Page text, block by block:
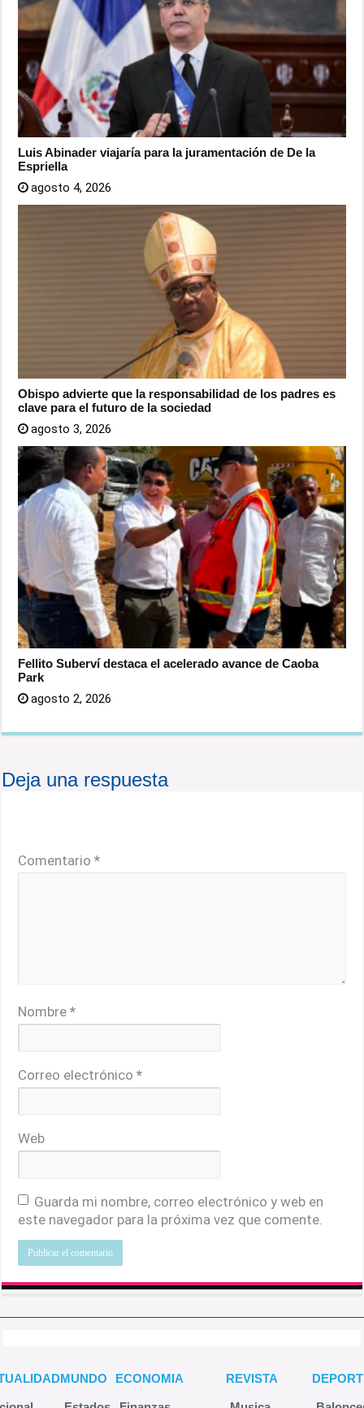
Luis Abinader viajaría para la juramentación de De la
Espriella
agosto 4, 2026
Obispo advierte que la responsabilidad de los padres es
clave para el futuro de la sociedad
agosto 3, 2026
Fellito Suberví destaca el acelerado avance de Caoba
Park
agosto 2, 2026
Deja una respuesta
Comentario*
Nombre*
Correo electrónico*
Web
Guarda mi nombre, correo electrónico y web en
este navegador para la próxima vez que comente.
MUNDO ECONOMIA REVISTA